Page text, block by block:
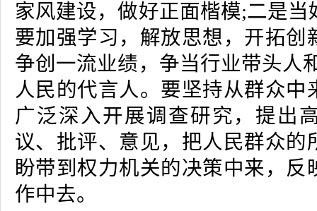
家风建设，做好正面楷模;二是
要加强学习，解放思想，开拓创
争创一流业绩，争当行业带头人
人民的代言人。要坚持从群众中
广泛深入开展调查研究，提出
议、批评、意见，把人民群众的
盼带到权力机关的决策中来，反
作中去。